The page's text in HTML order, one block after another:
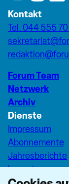
Kontakt
Tel. 044 555 70
Forum Team
Netzwerk
Archiv
Dienste
Impressum
Abonnemente
Jahresberichte
Inserate